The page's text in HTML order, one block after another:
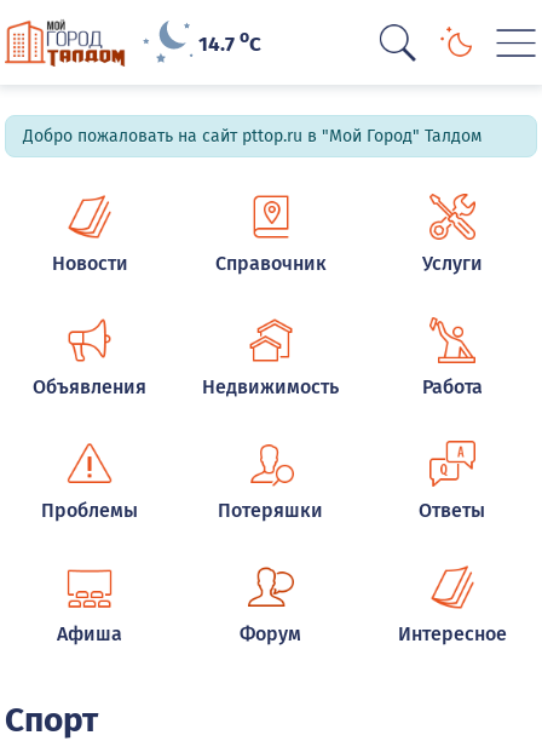
14.7oC
Добро пожаловать на сайт pttop.ru в "Мой Город" Талдом
Новости Справочник Услуги
Объявления Недвижимость Работа
Проблемы Потеряшки Ответы
Афиша Форум Интересное
Спорт